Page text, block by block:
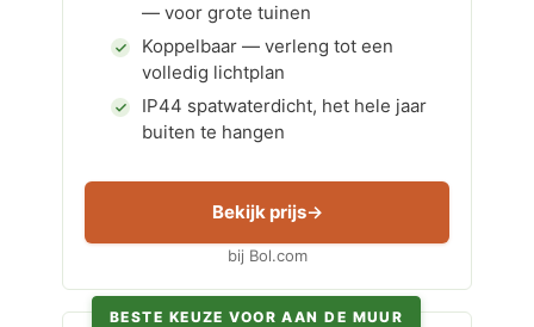
— voor grote tuinen
Koppelbaar — verleng tot een
volledig lichtplan
IP44 spatwaterdicht, het hele jaar
buiten te hangen
Bekijk prijs
bij Bol.com
BESTE KEUZE VOOR AAN DE MUUR